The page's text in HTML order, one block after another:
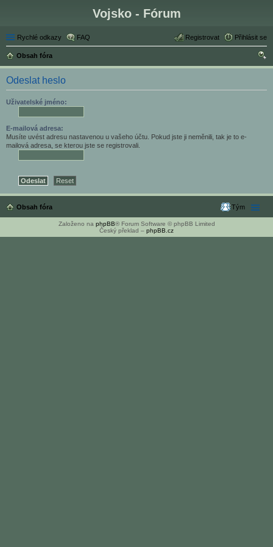
Vojsko - Fórum
Rychlé odkazy FAQ Přihlásit se
Registrovat
Obsah fóra
led
Odeslat heslo
Uživatelské jméno:
E-mailová adresa:
Musíte uvést adresu nastavenou u vašeho účtu. Pokud jste ji neměnili, tak je to e-
mailová adresa, se kterou jste se registrovali.
Obsah fóra Tým
Založeno na phpBB® Forum Software © phpBB Limited
Český překlad – phpBB.cz